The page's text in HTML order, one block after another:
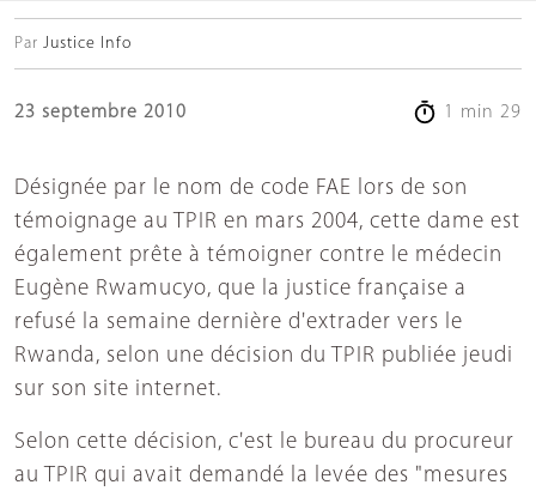
Par Justice Info
23 septembre 2010 1 min 29
Désignée par le nom de code FAE lors de son
témoignage au TPIR en mars 2004, cette dame est
également prête à témoigner contre le médecin
Eugène Rwamucyo, que la justice française a
refusé la semaine dernière d'extrader vers le
Rwanda, selon une décision du TPIR publiée jeudi
sur son site internet.
Selon cette décision, c'est le bureau du procureur
au TPIR qui avait demandé la levée des "mesures